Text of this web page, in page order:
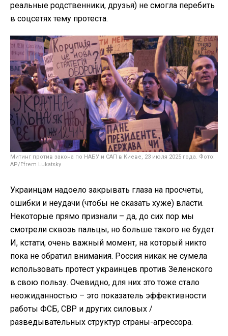
реальные родственники, друзья) не смогла перебить
в соцсетях тему протеста.
Митинг против закона по НАБУ и САП в Киеве, 23 июля 2025 года. Фото:
AP/Efrem Lukatsky
Украинцам надоело закрывать глаза на просчеты,
ошибки и неудачи (чтобы не сказать хуже) власти.
Некоторые прямо признали – да, до сих пор мы
смотрели сквозь пальцы, но больше такого не будет.
И, кстати, очень важный момент, на который никто
пока не обратил внимания. Россия никак не сумела
использовать протест украинцев против Зеленского
в свою пользу. Очевидно, для них это тоже стало
неожиданностью – это показатель эффективности
работы ФСБ, СВР и других силовых /
разведывательных структур страны-агрессора.